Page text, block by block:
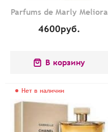
Parfums de Marly Meliora
4600руб.
В корзину
Нет в наличии